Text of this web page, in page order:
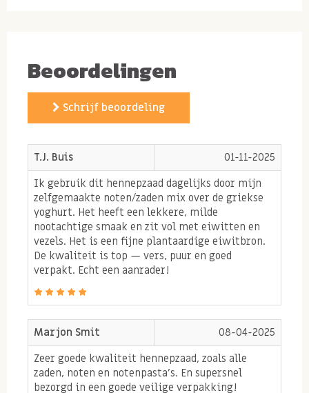
Gezonde kenmerken van
hennepzaad
Hennepzaad gezond door
aminozuren
Hennepzaad bevat vannature plantaardige
eiwitten. Deze eiwitten bestaan weer uit
verschillende aminozuren. Er zijn in totaal10
essentiele aminozuren, waarvan 8 aminozuren
zelf door het menselijk lichaam aangemaakt kunnen
worden met de juiste voeding. Doordat hennepzaden
juist
alle 8 essentiële aminozuren bevat
, die wij
zelf niet kunnen aanmaken, is hennepzaad een super
Beoordelingen
Schrijf beoordeling
T.J. Buis
01-11-2025
Ik gebruik dit hennepzaad dagelijks door mijn
zelfgemaakte noten/zaden mix over de griekse
yoghurt. Het heeft een lekkere, milde
nootachtige smaak en zit vol met eiwitten en
vezels. Het is een fijne plantaardige eiwitbron.
De kwaliteit is top — vers, puur en goed
verpakt. Echt een aanrader!
Marjon Smit
08-04-2025
Zeer goede kwaliteit hennepzaad, zoals alle
zaden, noten en notenpasta's. En supersnel
bezorgd in een goede veilige verpakking!